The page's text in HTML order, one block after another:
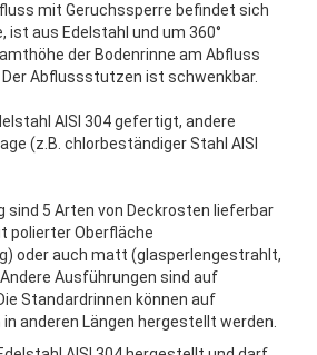
mit Geruchssperre befindet sich
ist aus Edelstahl und um 360°
der Bodenrinne am Abfluss
Abflussstutzen ist schwenkbar.
AISI 304 gefertigt, andere
(z.B. chlorbeständiger Stahl AISI
sind 5 Arten von Deckrosten lieferbar
polierter Oberfläche
oder auch matt (glasperlengestrahlt,
Ausführungen sind auf
Standardrinnen können auf
anderen Längen hergestellt werden.